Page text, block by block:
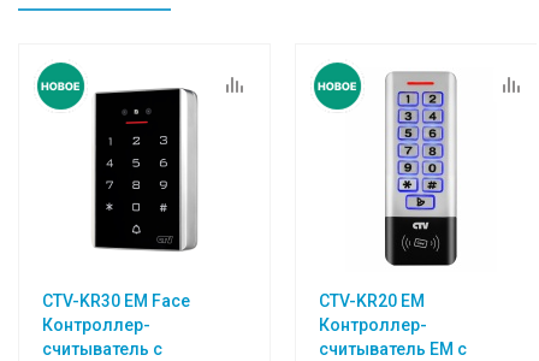
CTV-KR30 EM Face
Контроллер-
считыватель с
CTV-KR20 EM
Контроллер-
считыватель ЕМ с